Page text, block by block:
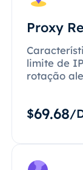
Proxy
limite de
rotação
$69.68/